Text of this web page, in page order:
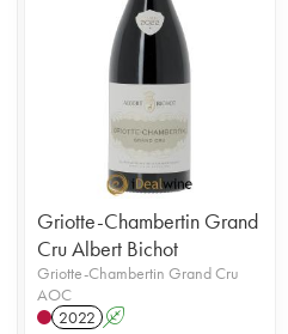
Griotte-Chambertin Grand
Cru Albert Bichot
Griotte-Chambertin Grand Cru
AOC
2022 A